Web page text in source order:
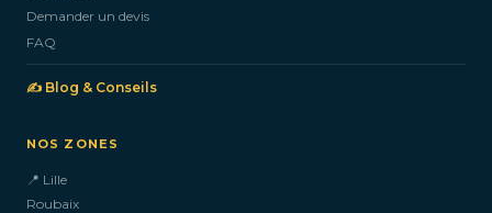
Demander un devis
FAQ
✍️ Blog & Conseils
NOS ZONES
📍 Lille
Roubaix